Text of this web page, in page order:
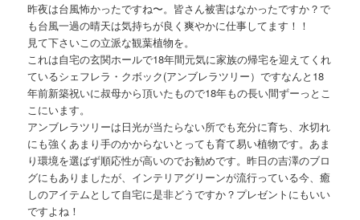
昨夜は台風怖かったですね〜。皆さん被害はなかったですか？で
も台風一過の晴天は気持ちが良く爽やかに仕事してます！！
見て下さいこの立派な観葉植物を。
これは自宅の玄関ホールで18年間元気に家族の帰宅を迎えてくれ
ているシェフレラ・クボック(アンブレラツリー）ですなんと18
年前新築祝いに叔母から頂いたもので18年もの長い間ずーっとこ
こにいます。
アンブレラツリーは日光が当たらない所でも充分に育ち、水切れ
にも強くあまり手のかからないとっても育て易い植物です。あま
り環境を選ばず順応性が高いのでお勧めです。昨日の吉澤のブロ
グにもありましたが、インテリアグリーンが流行っている今、癒
しのアイテムとして自宅に是非どうですか？プレゼントにもいい
ですよね！